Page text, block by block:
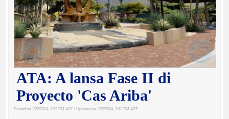
ATA: A lansa Fase II di
Proyecto 'Cas Ariba'
Posted on 1/22/2024, 3:53 PM AST | Updated on 1/22/2024, 3:53 PM AST